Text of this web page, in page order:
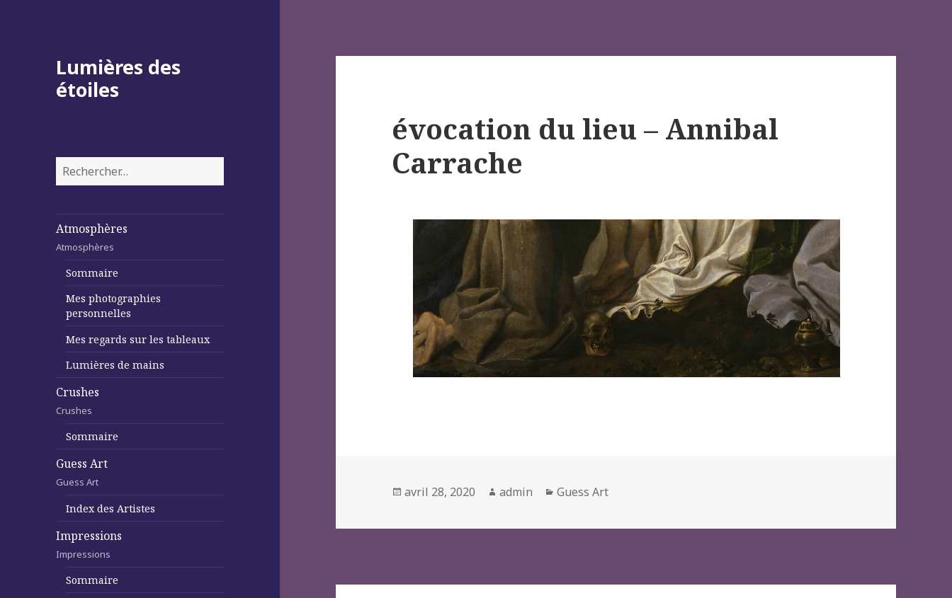
Lumières des
étoiles
Rechercher :
Atmosphères
Atmosphères
Sommaire
Mes photographies
personnelles
Mes regards sur les tableaux
Lumières de mains
Crushes
Crushes
Sommaire
Guess Art
Guess Art
Index des Artistes
Impressions
Impressions
Sommaire
évocation du lieu – Annibal
Carrache
Posted
avril 28, 2020 Author
admin Categories
Guess Art